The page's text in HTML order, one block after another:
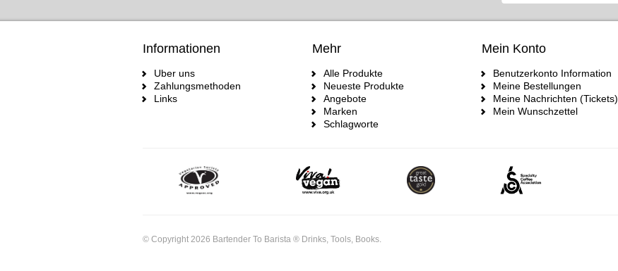
Informationen
Uber uns
Zahlungsmethoden
Links
Mehr
Alle Produkte
Neueste Produkte
Angebote
Marken
Schlagworte
Mein Konto
Benutzerkonto Information
Meine Bestellungen
Meine Nachrichten (Tickets)
Mein Wunschzettel
© Copyright 2026 Bartender To Barista ® Drinks, Tools, Books.